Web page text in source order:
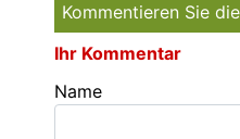
Kommentieren Sie
Ihr Kommentar
Name